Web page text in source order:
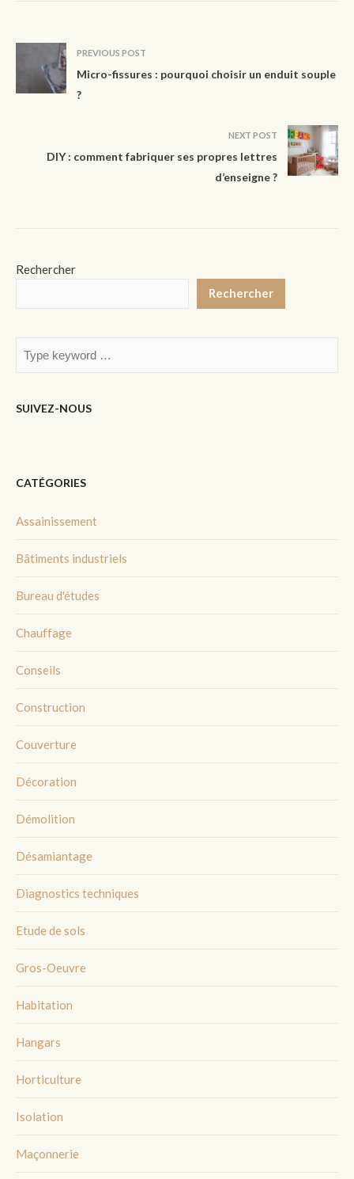
PREVIOUS POST
Micro-fissures : pourquoi choisir un enduit souple
?
NEXT POST
DIY : comment fabriquer ses propres lettres
d’enseigne ?
Rechercher
Rechercher
SUIVEZ-NOUS
CATÉGORIES
Assainissement
Bâtiments industriels
Bureau d'études
Chauffage
Conseils
Construction
Couverture
Décoration
Démolition
Désamiantage
Diagnostics techniques
Etude de sols
Gros-Oeuvre
Habitation
Hangars
Horticulture
Isolation
Maçonnerie